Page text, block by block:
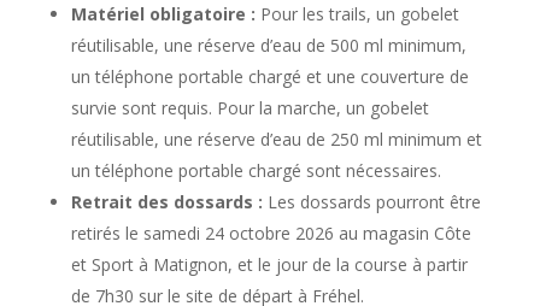
Matériel obligatoire : Pour les trails, un gobelet
réutilisable, une réserve d’eau de 500 ml minimum,
un téléphone portable chargé et une couverture de
survie sont requis. Pour la marche, un gobelet
réutilisable, une réserve d’eau de 250 ml minimum et
un téléphone portable chargé sont nécessaires.
Retrait des dossards : Les dossards pourront être
retirés le samedi 24 octobre 2026 au magasin Côte
et Sport à Matignon, et le jour de la course à partir
de 7h30 sur le site de départ à Fréhel.